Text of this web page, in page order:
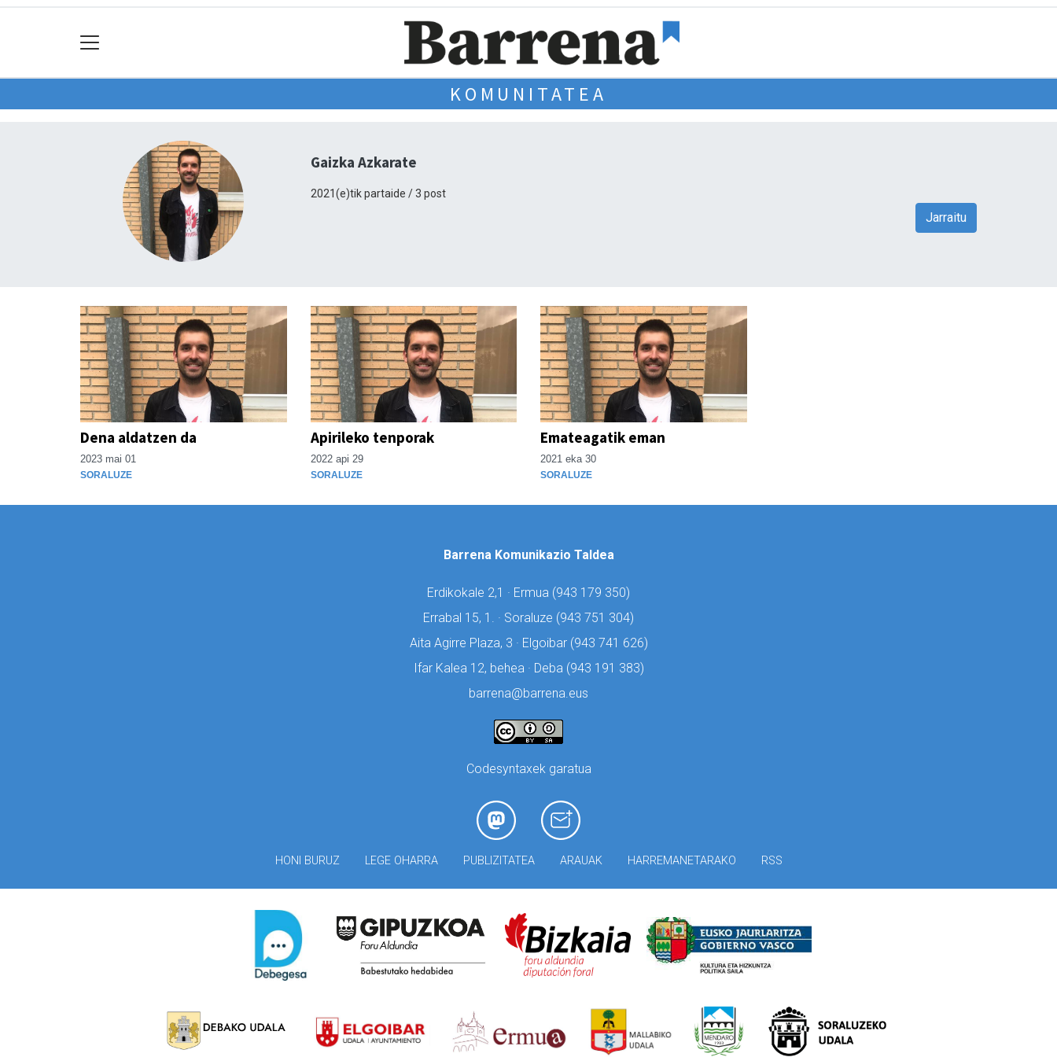
KOMUNITATEA
Gaizka Azkarate
2021(e)tik partaide / 3 post
Jarraitu
Dena aldatzen da
2023 mai 01
SORALUZE
Apirileko tenporak
2022 api 29
SORALUZE
Emateagatik eman
2021 eka 30
SORALUZE
Barrena Komunikazio Taldea
Erdikokale 2,1 · Ermua (943 179 350)
Errabal 15, 1. · Soraluze (943 751 304)
Aita Agirre Plaza, 3 · Elgoibar (943 741 626)
Ifar Kalea 12, behea · Deba (943 191 383)
barrena@barrena.eus
Codesyntaxek garatua
HONI BURUZ LEGE OHARRA PUBLIZITATEA ARAUAK HARREMANETARAKO RSS